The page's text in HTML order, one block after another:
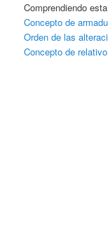
Comprendiendo
Concepto de
Orden de las
Concepto de